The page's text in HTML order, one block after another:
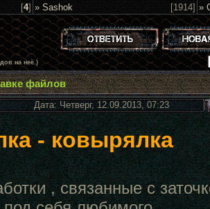
[4] » Sashok
[1914] »
на неё.)
файлов
Дата: Четверг, 12.09.2013, 07:23
- ковырялка
, связанные с